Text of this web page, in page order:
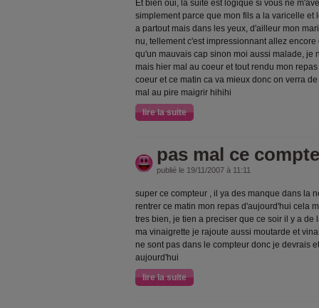
Et bien oui, la suite est logique si vous ne
simplement parce que mon fils a la varicelle et
a partout mais dans les yeux, d'ailleur mon
nu, tellement c'est impressionnant allez
qu'un mauvais cap sinon moi aussi malade, je
mais hier mal au coeur et tout rendu mon
coeur et ce matin ca va mieux donc on verra
mal au pire maigrir hihihi
lire la suite
pas mal ce
publié le 19/11/2007 à 11:11
super ce compteur , il ya des manque dans la
rentrer ce matin mon repas d'aujourd'hui cela
tres bien, je tien a preciser que ce soir il y a
ma vinaigrette je rajoute aussi moutarde et
ne sont pas dans le compteur donc je devrais
aujourd'hui
lire la suite